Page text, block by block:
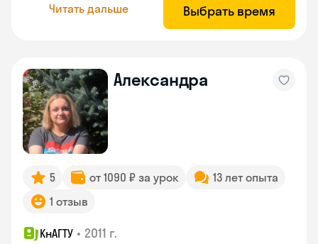
Читать дальше Выбрать время
Александра
5 от 1090 ₽ за урок
13 лет опыта
1 отзыв
КнАГТУ • 2011 г.